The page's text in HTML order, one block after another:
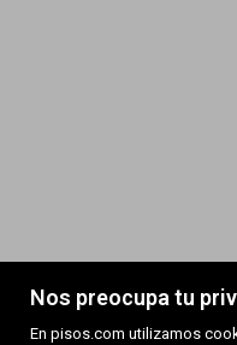
Nos preocupa tu
En pisos.com utilizamos